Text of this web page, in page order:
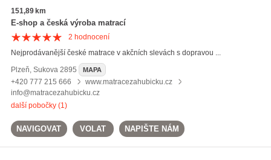
zdravotní matrace
pružinové matrace
(92)
151,89 km
E-shop a česká výroba matrací
2 hodnocení
Nejprodávanější české matrace v akčních slevách s dopravou ...
Plzeň, Sukova 2895 MAPA
+420 777 215 666
www.matracezahubicku.cz
info@matracezahubicku.cz
další pobočky (1)
NAVIGOVAT VOLAT NAPIŠTE NÁM